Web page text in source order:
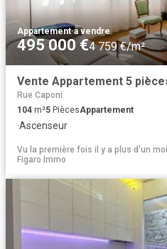
Appartement·à vendre
495 000 €4 759 €/m²
Vente Appartement 5
Rue Caponi
104 m²5 PiècesAppartement
·Ascenseur
Vu la première fois il y a plus d'un
Figaro Immo